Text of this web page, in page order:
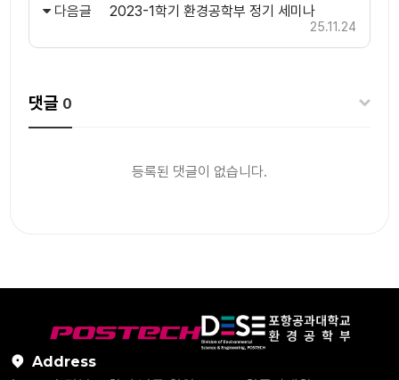
다음글 2023-1학기 환경공학부 정기 세미나
25.11.24
댓글 0
등록된 댓글이 없습니다.
Address